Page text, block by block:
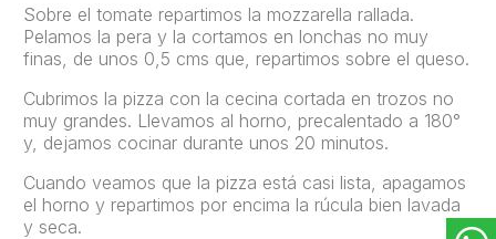
Sobre el tomate repartimos la mozzarella rallada.
Pelamos la pera y la cortamos en lonchas no muy
finas, de unos 0,5 cms que, repartimos sobre el queso.
Cubrimos la pizza con la cecina cortada en trozos no
muy grandes. Llevamos al horno, precalentado a 180°
y, dejamos cocinar durante unos 20 minutos.
Cuando veamos que la pizza está casi lista, apagamos
el horno y repartimos por encima la rúcula bien lavada
y seca.